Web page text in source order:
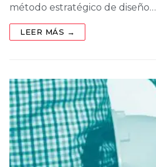
método estratégico de diseño…
LEER MÁS →